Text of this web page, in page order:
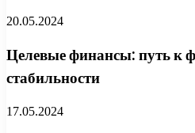
20.05.2024
Целевые финансы: путь к
стабильности
17.05.2024